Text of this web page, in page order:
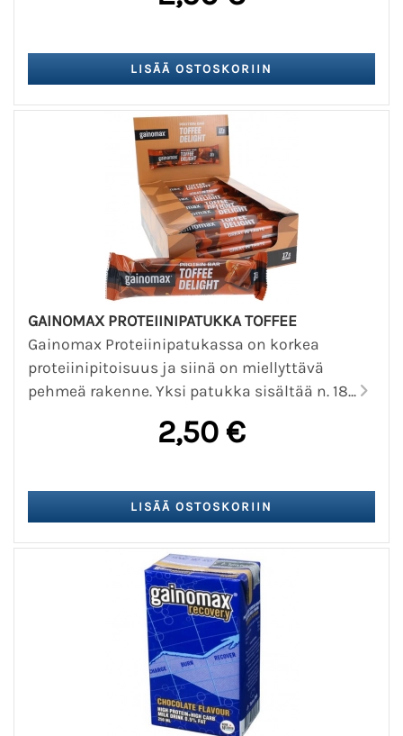
GAINOMAX PROTEIINIPATUKKA TOFFEE
Gainomax Proteiinipatukassa on korkea
proteiinipitoisuus ja siinä on miellyttävä
pehmeä rakenne. Yksi patukka sisältää n. 18...
2,50 €